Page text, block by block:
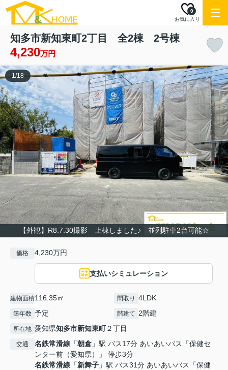
お気に入り
0
知多市新知東町2丁目 全2棟 2号棟
4,230万円
【外観】R8.7.30撮影 上棟しました♪ 並列駐車2台可能☆
1/18
価格 4,230万円
支払いシミュレーション
建物面積116.35㎡ 間取り 4LDK
築年数 予定 階建て 2階建
所在地 愛知県知多市新知東町２丁目
交通 名鉄常滑線 「朝倉 」駅 バス17分 あいあいバス「保健セ
ンター前（愛知県）」 停歩3分
名鉄常滑線 「新舞子 」駅 バス31分 あいあいバス「保健